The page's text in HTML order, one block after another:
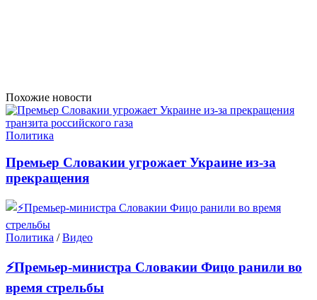
Похожие новости
Политика
Премьер Словакии угрожает Украине из-за
прекращения
Политика /Видео
⚡Премьер-министра Словакии Фицо ранили во
время стрельбы